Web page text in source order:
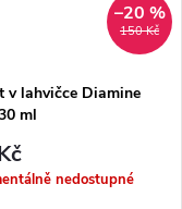
150 Kč
–20 %
v lahvičce Diamine
ml
nedostupné